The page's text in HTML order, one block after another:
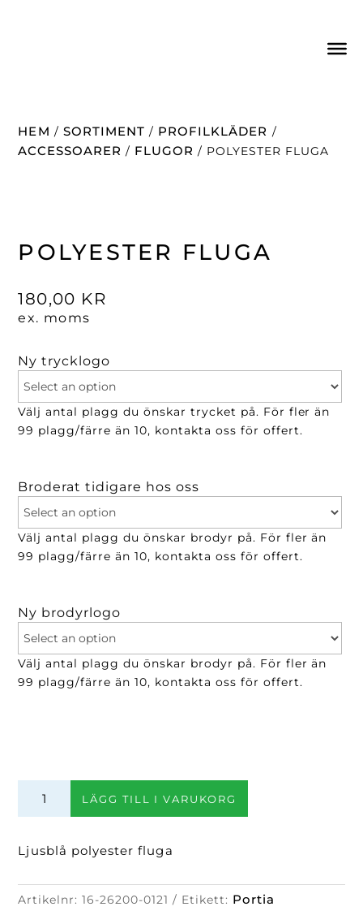
HEM / SORTIMENT / PROFILKLÄDER /
ACCESSOARER / FLUGOR / POLYESTER FLUGA
POLYESTER FLUGA
Ljusblå polyester fluga
Artikelnr:16-26200-0121 Etikett: Portia
180,00 KR
ex. moms
Ny trycklogo
Välj antal plagg du önskar trycket på. För fler än
99 plagg/färre än 10, kontakta oss för offert.
Broderat tidigare hos oss
Välj antal plagg du önskar brodyr på. För fler än
99 plagg/färre än 10, kontakta oss för offert.
Ny brodyrlogo
Välj antal plagg du önskar brodyr på. För fler än
99 plagg/färre än 10, kontakta oss för offert.
fluga
LÄGG TILL I VARUKORG